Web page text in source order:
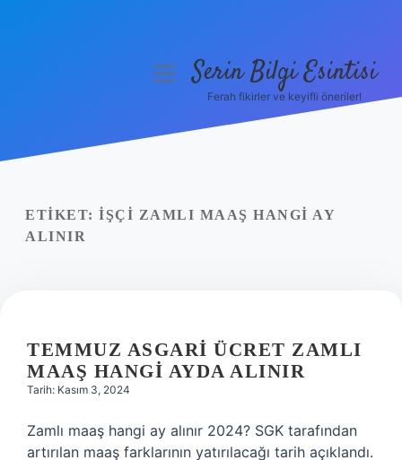
Yasal Uyarı
menüyüSerin Bilgi Esintisi
Ferah fikirler ve keyifli öneriler!
ETIKET: İŞÇI ZAMLI MAAŞ HANGI AY
ALINIR
TEMMUZ ASGARI ÜCRET ZAMLI
MAAŞ HANGI AYDA ALINIR
Tarih: Kasım 3, 2024
Zamlı maaş hangi ay alınır 2024? SGK tarafından
artırılan maaş farklarının yatırılacağı tarih açıklandı.